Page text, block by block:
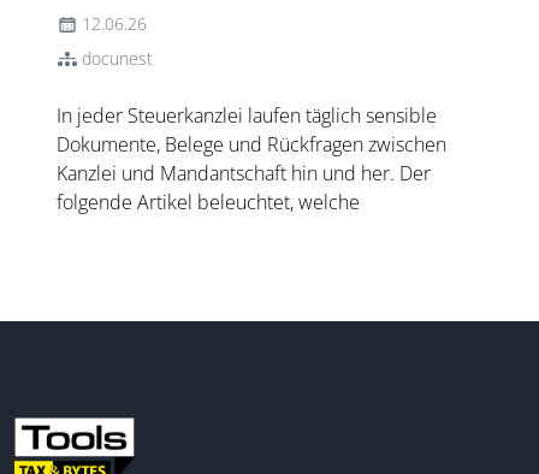
12.06.26
docunest
In jeder Steuerkanzlei laufen täglich sensible
Dokumente, Belege und Rückfragen zwischen
Kanzlei und Mandantschaft hin und her. Der
folgende Artikel beleuchtet, welche